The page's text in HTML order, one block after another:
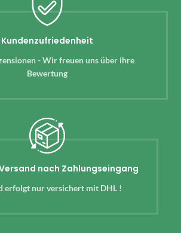
Kundenzufriedenheit
- Wir freuen uns über ihre
Bewertung
nach Zahlungseingang
erfolgt nur versichert mit DHL !